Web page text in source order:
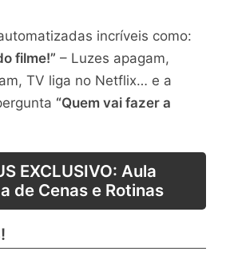
incríveis como:
filme!” – Luzes apagam,
TV liga no Netflix… e a
“Quem vai fazer a
EXCLUSIVO: Aula
de Cenas e Rotinas